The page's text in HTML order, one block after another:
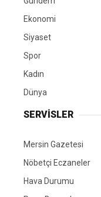
Ekonomi
Siyaset
Spor
Kadın
Dünya
SERVİSLER
Mersin Gazetesi
Nöbetçi Eczaneler
Hava Durumu